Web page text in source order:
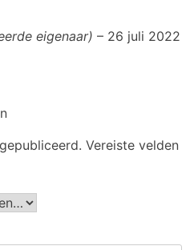
eigenaar) – 26 juli 2022
Vereiste velden